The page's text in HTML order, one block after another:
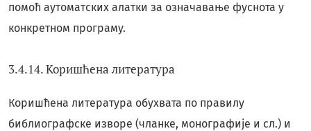
помоћ аутоматских алатки за означавање фуснота у
конкретном програму.
3.4.14. Коришћена литература
Коришћена литература обухвата по правилу
библиографске изворе (чланке, монографије и сл.) и